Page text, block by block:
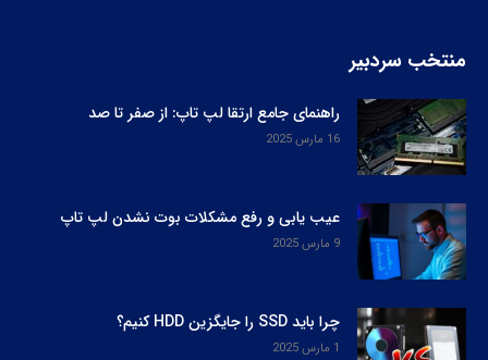
منتخب سردبیر
راهنمای جامع ارتقا لپ‌ تاپ: از صفر تا صد
16 مارس 2025
عیب یابی و رفع مشکلات بوت نشدن لپ‌ تاپ
9 مارس 2025
چرا باید SSD را جایگزین HDD کنیم؟
1 مارس 2025